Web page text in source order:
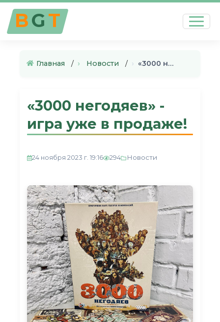
BGT
Главная › Новости › «3000 негодяев» - игра уже в …
«3000 негодяев» -
игра уже в продаже!
24 ноября 2023 г. 19:16 294 Новости